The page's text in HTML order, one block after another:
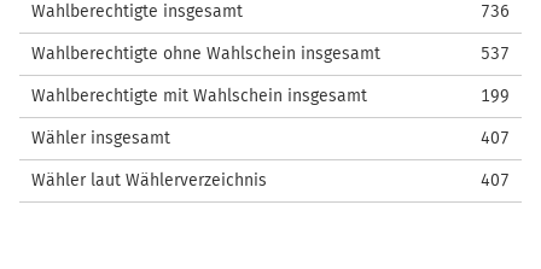
Wahlberechtigte insgesamt 736
Wahlberechtigte ohne Wahlschein insgesamt 537
Wahlberechtigte mit Wahlschein insgesamt 199
Wähler insgesamt 407
Wähler laut Wählerverzeichnis 407